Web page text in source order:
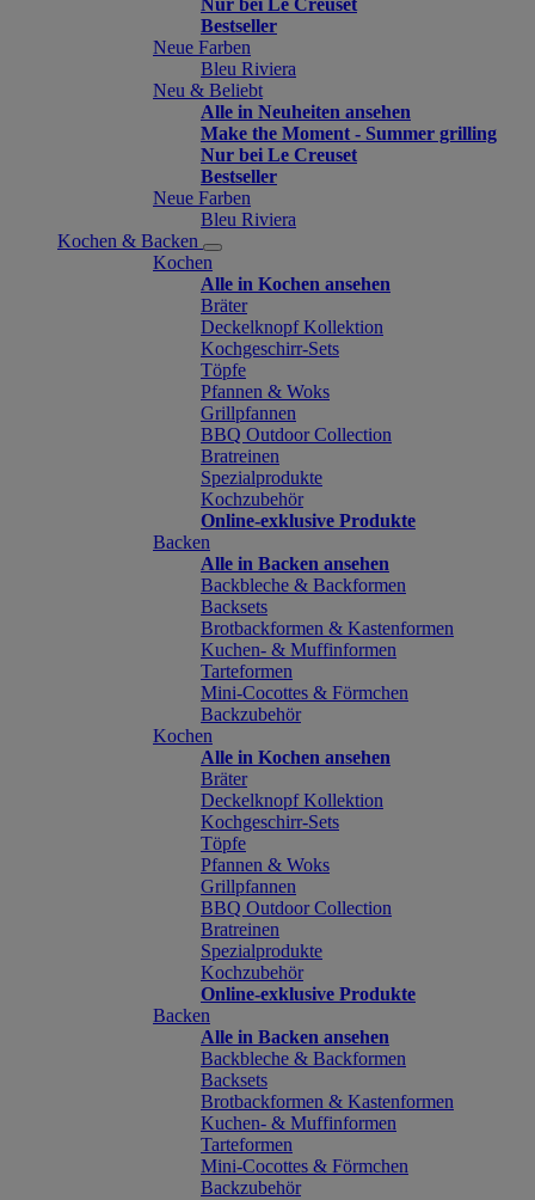
Nur bei Le Creuset
Bestseller
Neue Farben
Bleu Riviera
Neu & Beliebt
Alle in Neuheiten ansehen
Make the Moment - Summer grilling
Nur bei Le Creuset
Bestseller
Neue Farben
Bleu Riviera
Kochen & Backen
Kochen
Alle in Kochen ansehen
Bräter
Deckelknopf Kollektion
Kochgeschirr-Sets
Töpfe
Pfannen & Woks
Grillpfannen
BBQ Outdoor Collection
Bratreinen
Spezialprodukte
Kochzubehör
Online-exklusive Produkte
Backen
Alle in Backen ansehen
Backbleche & Backformen
Backsets
Brotbackformen & Kastenformen
Kuchen- & Muffinformen
Tarteformen
Mini-Cocottes & Förmchen
Backzubehör
Kochen
Alle in Kochen ansehen
Bräter
Deckelknopf Kollektion
Kochgeschirr-Sets
Töpfe
Pfannen & Woks
Grillpfannen
BBQ Outdoor Collection
Bratreinen
Spezialprodukte
Kochzubehör
Online-exklusive Produkte
Backen
Alle in Backen ansehen
Backbleche & Backformen
Backsets
Brotbackformen & Kastenformen
Kuchen- & Muffinformen
Tarteformen
Mini-Cocottes & Förmchen
Backzubehör